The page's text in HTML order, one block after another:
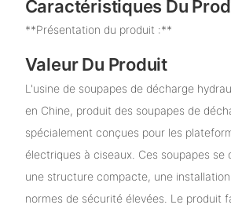
Caractéristiques Du
**Présentation du produit :**
Valeur Du Produit
L'usine de soupapes de décharge
en Chine, produit des soupapes de
spécialement conçues pour les
électriques à ciseaux. Ces soupapes se
une structure compacte, une
normes de sécurité élevées. Le produit